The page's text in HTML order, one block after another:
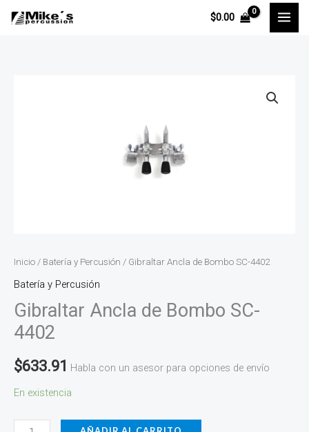
$0.00
Inicio / Batería y Percusión / Gibraltar Ancla de Bombo SC-4402
Batería y Percusión
Gibraltar Ancla de Bombo SC-
4402
$633.91
Habla con un asesor para opciones de envío
En existencia